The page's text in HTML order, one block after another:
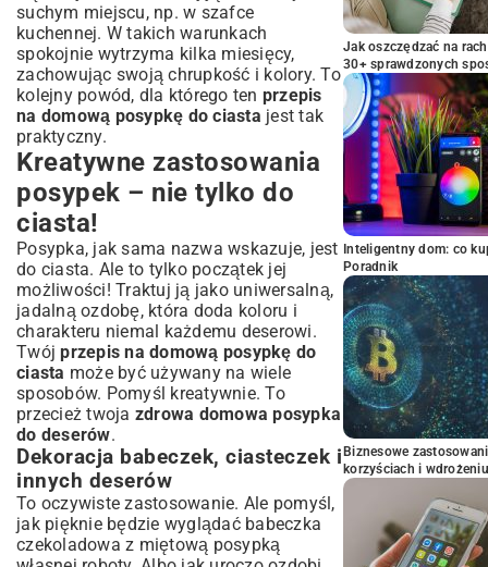
suchym miejscu, np. w szafce
kuchennej. W takich warunkach
spokojnie wytrzyma kilka miesięcy,
zachowując swoją chrupkość i kolory. To
kolejny powód, dla którego ten przepis
na domową posypkę do ciasta jest tak
praktyczny.
Kreatywne zastosowania
posypek – nie tylko do
ciasta!
Posypka, jak sama nazwa wskazuje, jest
do ciasta. Ale to tylko początek jej
możliwości! Traktuj ją jako uniwersalną,
jadalną ozdobę, która doda koloru i
charakteru niemal każdemu deserowi.
Twójprzepis na domową posypkę do
ciasta może być używany na wiele
sposobów. Pomyśl kreatywnie. To
przecież twoja zdrowa domowa posypka
do deserów.
Dekoracja babeczek, ciasteczek i
innych deserów
To oczywiste zastosowanie. Ale pomyśl,
jak pięknie będzie wyglądać babeczka
czekoladowa z miętową posypką
Jak oszczędzać na
30+ sprawdzonych
Inteligentny dom: co
Poradnik
Biznesowe
korzyściach i wdrożeniu